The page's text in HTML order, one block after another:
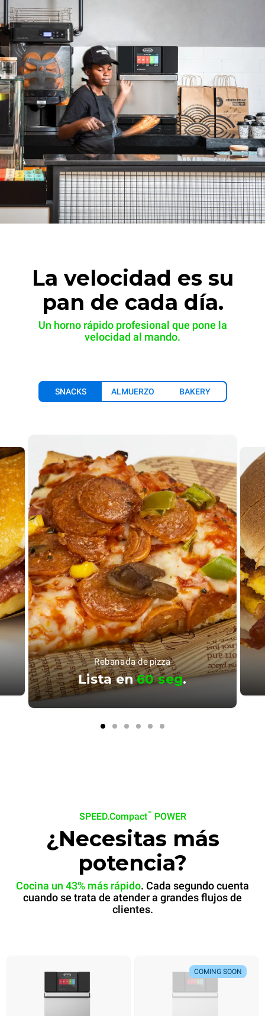
La velocidad es su
pan de cada día.
Un horno rápido profesional que pone la
velocidad al mando.
SNACKS ALMUERZO BAKERY
Rebanada de pizza
Lista en60 seg.
Listo en 60 seg.
Listo en 30 seg.
SPEED.Compact™ POWER
¿Necesitas más
potencia?
Cocina un 43% más rápido. Cada segundo cuenta
cuando se trata de atender a grandes flujos de
clientes.
COMING SOON
COMING SOON